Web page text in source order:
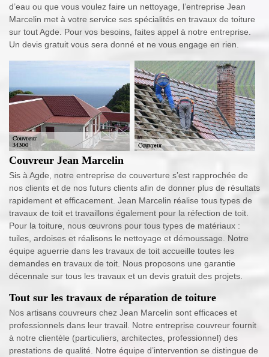
d’eau ou que vous voulez faire un nettoyage, l’entreprise Jean
Marcelin met à votre service ses spécialités en travaux de toiture
sur tout Agde. Pour vos besoins, faites appel à notre entreprise.
Un devis gratuit vous sera donné et ne vous engage en rien.
Couvreur Jean Marcelin
Sis à Agde, notre entreprise de couverture s’est rapprochée de
nos clients et de nos futurs clients afin de donner plus de résultats
rapidement et efficacement. Jean Marcelin réalise tous types de
travaux de toit et travaillons également pour la réfection de toit.
Pour la toiture, nous œuvrons pour tous types de matériaux :
tuiles, ardoises et réalisons le nettoyage et démoussage. Notre
équipe aguerrie dans les travaux de toit accueille toutes les
demandes en travaux de toit. Nous proposons une garantie
décennale sur tous les travaux et un devis gratuit des projets.
Tout sur les travaux de réparation de toiture
Nos artisans couvreurs chez Jean Marcelin sont efficaces et
professionnels dans leur travail. Notre entreprise couvreur fournit
à notre clientèle (particuliers, architectes, professionnel) des
prestations de qualité. Notre équipe d’intervention se distingue de